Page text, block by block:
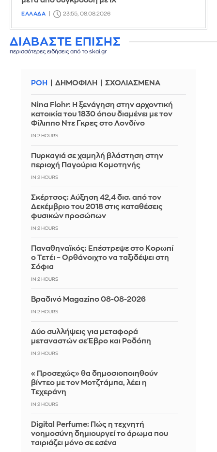
ΕΛΛΑΔΑ 23:55, 08.08.2026
ΔΙΑΒΑΣΤΕ ΕΠΙΣΗΣ
περισσότερες ειδήσεις από το skai.gr
ΡΟΗ ΔΗΜΟΦΙΛΗ ΣΧΟΛΙΑΣΜΕΝΑ
Nina Flohr: Η ξενάγηση στην αρχοντική
κατοικία του 1830 όπου διαμένει με τον
Φίλιππο Ντε Γκρες στο Λονδίνο
IN 2 HOURS
Πυρκαγιά σε χαμηλή βλάστηση στην
περιοχή Παγούρια Κομοτηνής
IN 2 HOURS
Σκέρτσος: Αύξηση 42,4 δισ. από τον
Δεκέμβριο του 2018 στις καταθέσεις
φυσικών προσώπων
IN 2 HOURS
Παναθηναϊκός: Επέστρεψε στο Κορωπί
ο Τετέι – Ορθάνοιχτο να ταξιδέψει στη
Σόφια
IN 2 HOURS
Βραδινό Magazino 08-08-2026
IN 2 HOURS
Δύο συλλήψεις για μεταφορά
μεταναστών σε Έβρο και Ροδόπη
IN 2 HOURS
«Προσεχώς» θα δημοσιοποιηθούν
βίντεο με τον Μοτζτάμπα, λέει η
Τεχεράνη
IN 2 HOURS
Digital Perfume: Πώς η τεχνητή
νοημοσύνη δημιουργεί το άρωμα που
ταιριάζει μόνο σε εσένα